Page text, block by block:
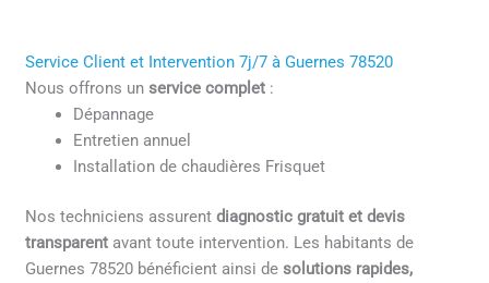
Service Client et Intervention 7j/7 à Guernes 78520
Nous offrons unservice complet :
Dépannage
Entretien annuel
Installation de chaudières Frisquet
Nos techniciens assurentdiagnostic gratuit et devis
transparent avant toute intervention. Les habitants de
Guernes 78520 bénéficient ainsi desolutions rapides,